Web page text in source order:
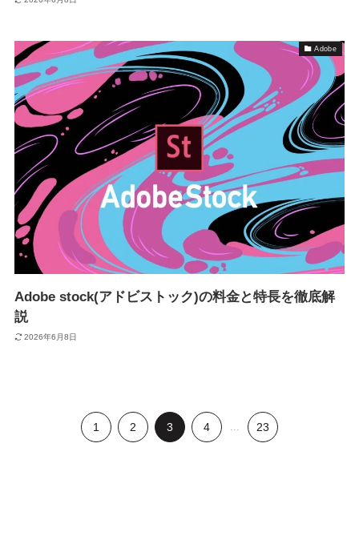
Adobe
Adobe stock(アドビストック)の料金と特長を徹底解
説
2026年6月8日
1 2 3 4 ... 23